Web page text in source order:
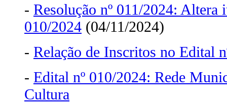
- Resolução nº 011/2024: Altera
010/2024 (04/11/2024)
- Relação de Inscritos no Edital
- Edital nº 010/2024: Rede
Cultura